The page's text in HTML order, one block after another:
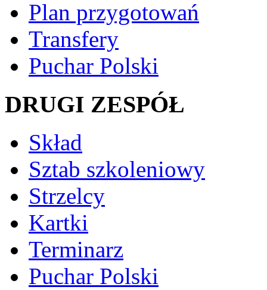
Plan przygotowań
Transfery
Puchar Polski
DRUGI ZESPÓŁ
Skład
Sztab szkoleniowy
Strzelcy
Kartki
Terminarz
Puchar Polski